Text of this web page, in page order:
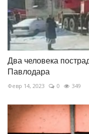
Два человека
Павлодара
Февр 14, 2023 0 349